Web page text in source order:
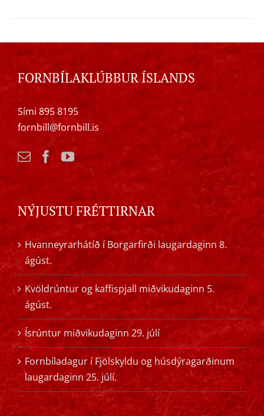
FORNBÍLAKLÚBBUR ÍSLANDS
Sími 895 8195
fornbill@fornbill.is
NÝJUSTU FRÉTTIRNAR
Hvanneyrarhátíð í Borgarfirði laugardaginn 8.
ágúst.
Kvöldrúntur og kaffispjall miðvikudaginn 5.
ágúst.
Ísrúntur miðvikudaginn 29. júlí
Fornbíladagur í Fjölskyldu og húsdýragarðinum
laugardaginn 25. júlí.